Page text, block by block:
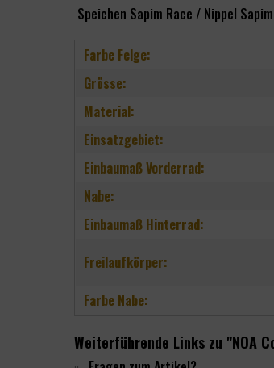
Speichen Sapim Race / Nippel
Farbe Felge:
Grösse:
Material:
Einsatzgebiet:
Einbaumaß Vorderrad:
Nabe:
Einbaumaß Hinterrad:
Freilaufkörper:
Farbe Nabe:
Weiterführende Links zu "NOA